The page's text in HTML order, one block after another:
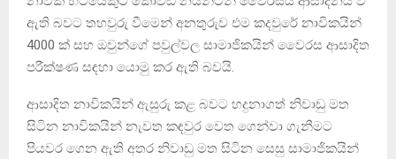
ඇති බවට තහවුරු වීමෙන් අනතුරුව එම කදවුරේ නාවිකයින්
4000 ක් සහ ඔවුන්ගේ පවුල්වල සාමාජිකයින් වෛරස ආසාදිත
පරීක්ෂණ සඳහා යොමු කර ඇති බවයි.
ආසාදිත නාවිකයින් ඇසුරු කළ බවට හදුනාගත් නිවාඩු මත
සිටින නාවිකයින් නැවත කඳවුර වෙත ගෙන්වා ගැනීමට
පියවර ගෙන ඇති අතර නිවාඩු මත සිටින සෙසු සාමාජිකයින්